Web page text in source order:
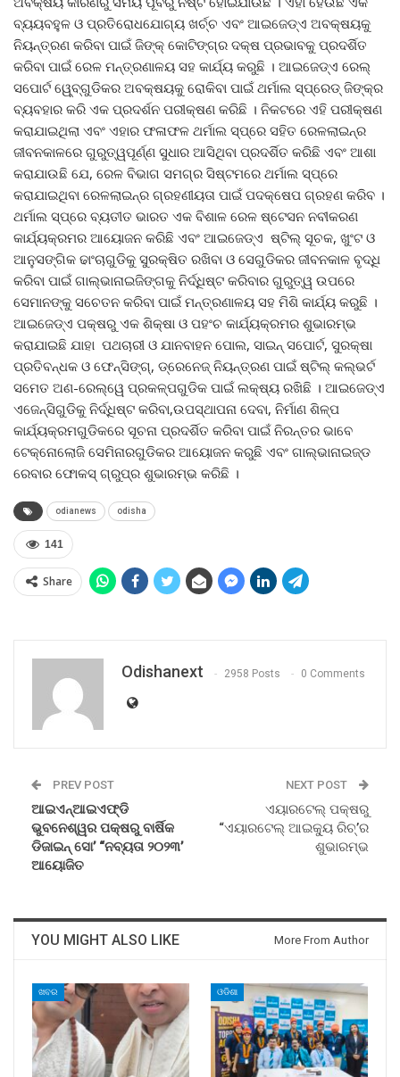
ବ୍ୟୟବହୁଳ ଓ ପ୍ରତିରୋଧଯୋଗ୍ୟ ଖର୍ଚ୍ଚ ଏବଂ ଆଇଜେଡ୍‌ଏ ଅବକ୍ଷୟକୁ
ନିୟନ୍ତ୍ରଣ କରିବା ପାଇଁ ଜିଙ୍କ୍ କୋଟିଙ୍ଗ୍‌ର ଦକ୍ଷ ପ୍ରଭାବକୁ ପ୍ରଦର୍ଶିତ
କରିବା ପାଇଁ ରେଳ ମନ୍ତ୍ରଣାଳୟ ସହ କାର୍ଯ୍ୟ କରୁଛି । ଆଇଜେଡ୍‌ଏ ରେଲ୍
ସପୋର୍ଟ ୱେ୍‌ବ୍‌ଗୁଡିକର ଅବକ୍ଷୟକୁ ରୋକିବା ପାଇଁ ଥର୍ମାଲ ସ୍ପ୍ରେଡ୍ ଜିଙ୍କ୍‌ର
ବ୍ୟବହାର କରି ଏକ ପ୍ରଦର୍ଶନ ପରୀକ୍ଷଣ କରିଛି । ନିକଟରେ ଏହି ପରୀକ୍ଷଣ
କରାଯାଇଥିଲା ଏବଂ ଏହାର ଫଳାଫଳ ଥର୍ମାଲ ସ୍ପ୍ରେ ସହିତ ରେଳଲାଇନ୍‌ର
ଜୀବନକାଳରେ ଗୁରୁତ୍ୱପୂର୍ଣ୍ଣ ସୁଧାର ଆସିଥିବା ପ୍ରଦର୍ଶିତ କରିଛି ଏବଂ ଆଶା
କରାଯାଉଛି ଯେ, ରେଳ ବିଭାଗ ସମଗ୍ର ସିଷ୍ଟମରେ ଥର୍ମାଲ ସ୍ପ୍ରେ
କରାଯାଇଥିବା ରେଳଲାଇନ୍‌ର ଗ୍ରହଣୀୟତା ପାଇଁ ପଦକ୍ଷେପ ଗ୍ରହଣ କରିବ ।
ଥର୍ମାଲ ସ୍ପ୍ରେ ବ୍ୟତୀତ ଭାରତ ଏକ ବିଶାଳ ରେଳ ଷ୍ଟେସନ ନବୀକରଣ
କାର୍ଯ୍ୟକ୍ରମର ଆୟୋଜନ କରିଛି ଏବଂ ଆଇଜେଡ୍‌ଏ ଷ୍ଟିଲ୍ ସୂଚକ, ଖୁଂଟ ଓ
ଆନୁସଙ୍ଗିକ ଢାଂଚାଗୁଡିକୁ ସୁରକ୍ଷିତ ରଖିବା ଓ ସେଗୁଡିକର ଜୀବନକାଳ ବୃଦ୍ଧି
କରିବା ପାଇଁ ଗାଲ୍‌ଭାନାଇଜିଙ୍ଗକୁ ନିର୍ଦ୍ଧିଷ୍ଟ କରିବାର ଗୁରୁତ୍ୱ ଉପରେ
ସେମାନଙ୍କୁ ସଚେତନ କରିବା ପାଇଁ ମନ୍ତ୍ରଣାଳୟ ସହ ମିଶି କାର୍ଯ୍ୟ କରୁଛି ।
ଆଇଜେଡ୍‌ଏ ପକ୍ଷରୁ ଏକ ଶିକ୍ଷା ଓ ପହଂଚ କାର୍ଯ୍ୟକ୍ରମର ଶୁଭାରମ୍ଭ
କରାଯାଇଛି ଯାହା ପଥଚାରୀ ଓ ଯାନବାହନ ପୋଲ, ସାଇନ୍ ସପୋର୍ଟ, ସୁରକ୍ଷା
ପ୍ରତିବନ୍ଧକ ଓ ଫେନ୍ସିଙ୍ଗ୍‌, ଡ୍ରେନେଜ୍ ନିୟନ୍ତ୍ରଣ ପାଇଁ ଷ୍ଟିଲ୍ କଲ୍‌ଭର୍ଟ
ସମେତ ଅଣ-ରେଲ୍‌ୱେ ପ୍ରକଳ୍ପଗୁଡିକ ପାଇଁ ଲକ୍ଷ୍ୟ ରଖିଛି । ଆଇଜେଡ୍‌ଏ
ଏଜେନ୍ସିଗୁଡିକୁ ନିର୍ଦ୍ଧିଷ୍ଟ କରିବା,ଉପସ୍ଥାପନା ଦେବା, ନିର୍ମାଣ ଶିଳ୍ପ
କାର୍ଯ୍ୟକ୍ରମଗୁଡିକରେ ସୂଚନା ପ୍ରଦର୍ଶିତ କରିବା ପାଇଁ ନିରନ୍ତର ଭାବେ
ଟେକ୍ନୋଲୋଜି ସେମିନାରଗୁଡିକର ଆୟୋଜନ କରୁଛି ଏବଂ ଗାଲ୍‌ଭାନାଇଜ୍‌ଡ
ରେବାର ଫୋକସ୍ ଗ୍ରୁପ୍‌ର ଶୁଭାରମ୍ଭ କରିଛି ।
odianews odisha
141
Share
Odishanext 2958 Posts 0 Comments
PREV POST
ଆଇଏନ୍‌ଆଇଏଫ୍‌ଡି
ଭୁବନେଶ୍ୱର ପକ୍ଷରୁ ବାର୍ଷିକ
ଡିଜାଇନ୍ ସୋ’ “ନବ୍ୟତା ୨୦୨୩’
ଆୟୋଜିତ
NEXT POST
ଏୟାରଟେଲ୍ ପକ୍ଷରୁ
“ଏୟାରଟେଲ୍ ଆଇକ୍ୟୁ ରିଚ୍‌’ର
ଶୁଭାରମ୍ଭ
YOU MIGHT ALSO LIKE More From Author
ଖବର ଓଡିଶା